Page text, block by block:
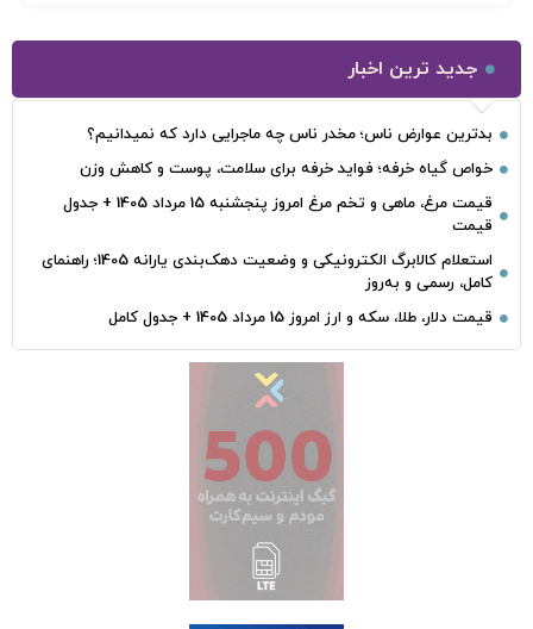
جدید ترین اخبار
بدترین عوارض ناس؛ مخدر ناس چه ماجرایی دارد که نمیدانیم؟
خواص گیاه خرفه؛ فواید خرفه برای سلامت، پوست و کاهش وزن
قیمت مرغ، ماهی و تخم مرغ امروز پنجشنبه 15 مرداد 1405 + جدول
قیمت
استعلام کالابرگ الکترونیکی و وضعیت دهک‌بندی یارانه 1405؛ راهنمای
کامل، رسمی و به‌روز
قیمت دلار، طلا، سکه و ارز امروز 15 مرداد 1405 + جدول کامل